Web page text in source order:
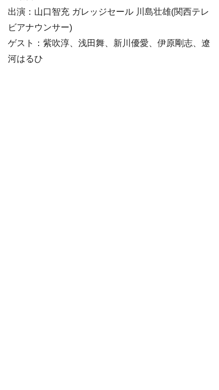
出演：山口智充 ガレッジセール 川島壮雄(関西テレ
ビアナウンサー)
ゲスト：紫吹淳、浅田舞、新川優愛、伊原剛志、遼
河はるひ